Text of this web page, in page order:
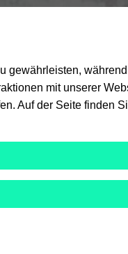
gewährleisten,
mit unserer
Auf der Seite finden